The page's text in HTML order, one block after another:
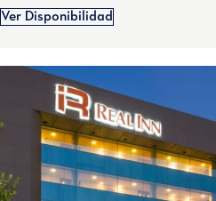
Ver Disponibilidad